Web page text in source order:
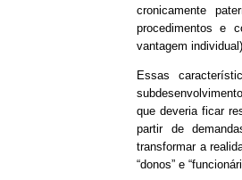
cronicamente
procedimentos e
vantagem
Essas
que deveria ficar
partir de
transformar a
“donos” e